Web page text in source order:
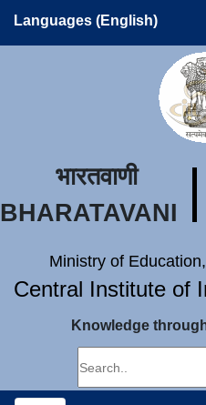
Languages (English)
भारतवाणी
BHARATAVANI
Ministry of
Central Institute of
Knowledge